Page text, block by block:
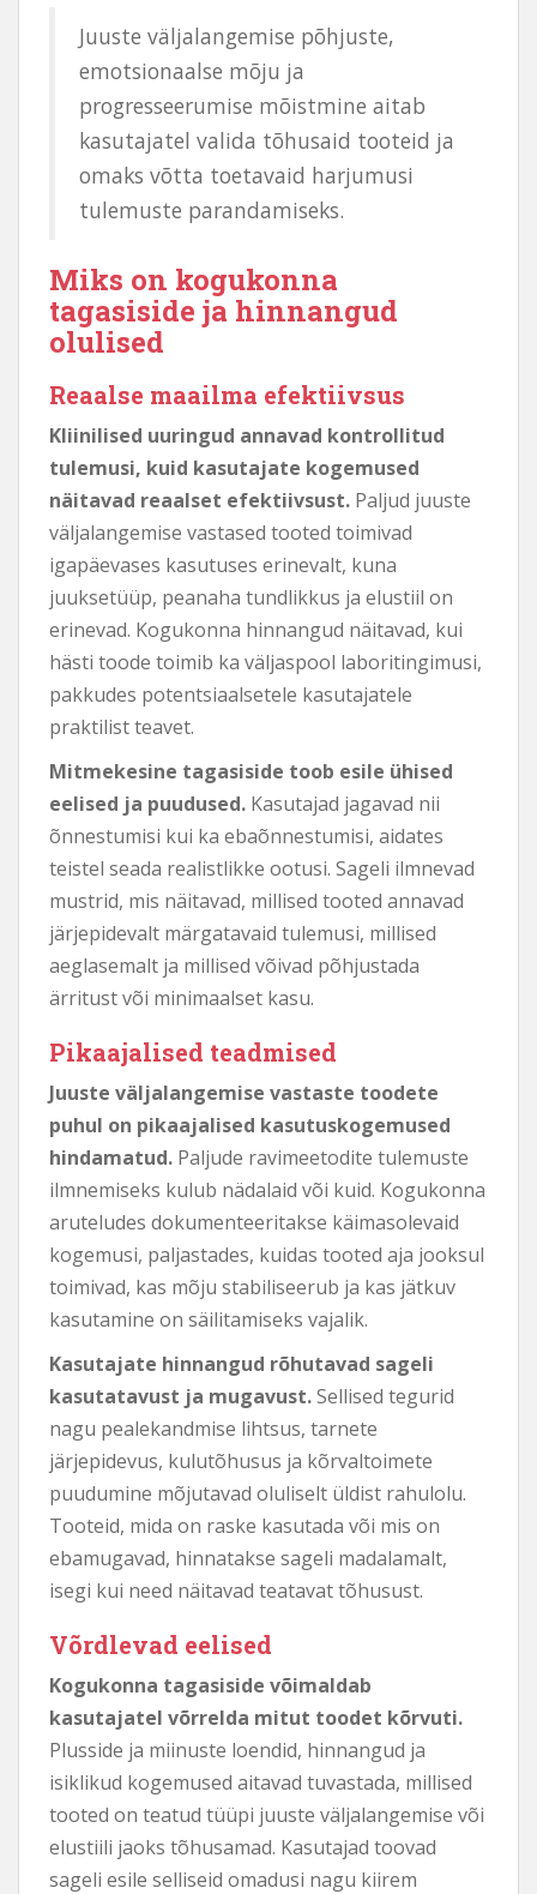
Juuste väljalangemise põhjuste,
emotsionaalse mõju ja
progresseerumise mõistmine aitab
kasutajatel valida tõhusaid tooteid ja
omaks võtta toetavaid harjumusi
tulemuste parandamiseks.
Miks on kogukonna
tagasiside ja hinnangud
olulised
Reaalse maailma efektiivsus
Kliinilised uuringud annavad kontrollitud
tulemusi, kuid kasutajate kogemused
näitavad reaalset efektiivsust. Paljud juuste
väljalangemise vastased tooted toimivad
igapäevases kasutuses erinevalt, kuna
juuksetüüp, peanaha tundlikkus ja elustiil on
erinevad. Kogukonna hinnangud näitavad, kui
hästi toode toimib ka väljaspool laboritingimusi,
pakkudes potentsiaalsetele kasutajatele
praktilist teavet.
Mitmekesine tagasiside toob esile ühised
eelised ja puudused. Kasutajad jagavad nii
õnnestumisi kui ka ebaõnnestumisi, aidates
teistel seada realistlikke ootusi. Sageli ilmnevad
mustrid, mis näitavad, millised tooted annavad
järjepidevalt märgatavaid tulemusi, millised
aeglasemalt ja millised võivad põhjustada
ärritust või minimaalset kasu.
Pikaajalised teadmised
Juuste väljalangemise vastaste toodete
puhul on pikaajalised kasutuskogemused
hindamatud. Paljude ravimeetodite tulemuste
ilmnemiseks kulub nädalaid või kuid. Kogukonna
aruteludes dokumenteeritakse käimasolevaid
kogemusi, paljastades, kuidas tooted aja jooksul
toimivad, kas mõju stabiliseerub ja kas jätkuv
kasutamine on säilitamiseks vajalik.
Kasutajate hinnangud rõhutavad sageli
kasutatavust ja mugavust.Sellised tegurid
nagu pealekandmise lihtsus, tarnete
järjepidevus, kulutõhusus ja kõrvaltoimete
puudumine mõjutavad oluliselt üldist rahulolu.
Tooteid, mida on raske kasutada või mis on
ebamugavad, hinnatakse sageli madalamalt,
isegi kui need näitavad teatavat tõhusust.
Võrdlevad eelised
Kogukonna tagasiside võimaldab
kasutajatel võrrelda mitut toodet kõrvuti.
Plusside ja miinuste loendid, hinnangud ja
isiklikud kogemused aitavad tuvastada, millised
tooted on teatud tüüpi juuste väljalangemise või
elustiili jaoks tõhusamad. Kasutajad toovad
sageli esile selliseid omadusi nagu kiirem